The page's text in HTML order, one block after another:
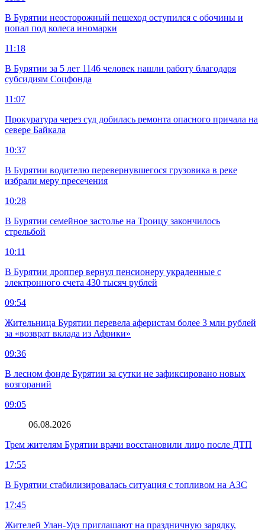
В Бурятии неосторожный пешеход оступился с обочины и
попал под колеса иномарки
11:18
В Бурятии за 5 лет 1146 человек нашли работу благодаря
субсидиям Соцфонда
11:07
Прокуратура через суд добилась ремонта опасного причала на
севере Байкала
10:37
В Бурятии водителю перевернувшегося грузовика в реке
избрали меру пресечения
10:28
В Бурятии семейное застолье на Троицу закончилось
стрельбой
10:11
В Бурятии дроппер вернул пенсионеру украденные с
электронного счета 430 тысяч рублей
09:54
Жительница Бурятии перевела аферистам более 3 млн рублей
за «возврат вклада из Африки»
09:36
В лесном фонде Бурятии за сутки не зафиксировано новых
возгораний
09:05
06.08.2026
Трем жителям Бурятии врачи восстановили лицо после ДТП
17:55
В Бурятии стабилизировалась ситуация с топливом на АЗС
17:45
Жителей Улан-Удэ приглашают на праздничную зарядку,